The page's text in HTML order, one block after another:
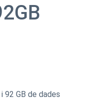
92 GB de dades